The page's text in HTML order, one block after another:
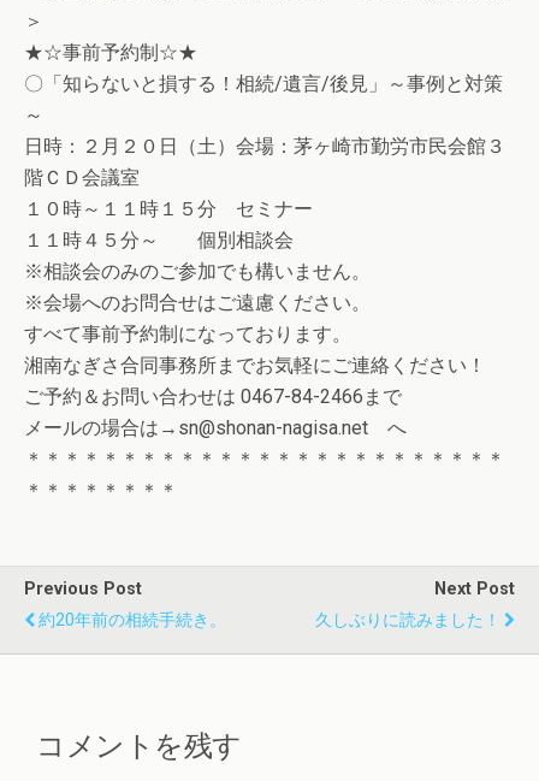
＞
★☆事前予約制☆★
〇「知らないと損する！相続/遺言/後見」～事例と対策
～
日時：２月２０日（土）会場：茅ヶ崎市勤労市民会館３
階ＣＤ会議室
１０時～１１時１５分 セミナー
１１時４５分～ 個別相談会
※相談会のみのご参加でも構いません。
※会場へのお問合せはご遠慮ください。
すべて事前予約制になっております。
湘南なぎさ合同事務所までお気軽にご連絡ください！
ご予約＆お問い合わせは 0467-84-2466まで
メールの場合は→sn@shonan-nagisa.net へ
＊＊＊＊＊＊＊＊＊＊＊＊＊＊＊＊＊＊＊＊＊＊＊＊＊
＊＊＊＊＊＊＊＊
Previous Post
約20年前の相続手続き。
Next Post
久しぶりに読みました！
コメントを残す